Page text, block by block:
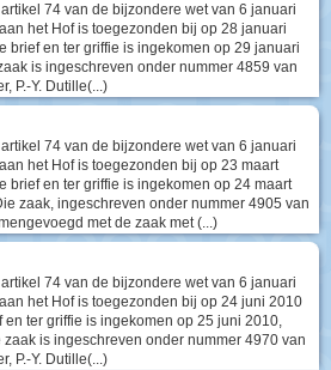
74 van de bijzondere wet van 6 januari
het Hof is toegezonden bij op 28 januari
brief en ter griffie is ingekomen op 29 januari
is ingeschreven onder nummer 4859 van
P.-Y. Dutille(...)
74 van de bijzondere wet van 6 januari
het Hof is toegezonden bij op 23 maart
brief en ter griffie is ingekomen op 24 maart
zaak, ingeschreven onder nummer 4905 van
met de zaak met (...)
74 van de bijzondere wet van 6 januari
het Hof is toegezonden bij op 24 juni 2010
ter griffie is ingekomen op 25 juni 2010,
is ingeschreven onder nummer 4970 van
P.-Y. Dutille(...)